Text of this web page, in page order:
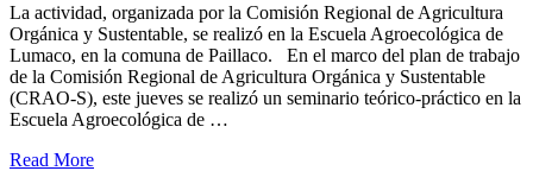
La actividad, organizada por la Comisión Regional de Agricultura
Orgánica y Sustentable, se realizó en la Escuela Agroecológica de
Lumaco, en la comuna de Paillaco. En el marco del plan de trabajo
de la Comisión Regional de Agricultura Orgánica y Sustentable
(CRAO-S), este jueves se realizó un seminario teórico-práctico en la
Escuela Agroecológica de …
Read More